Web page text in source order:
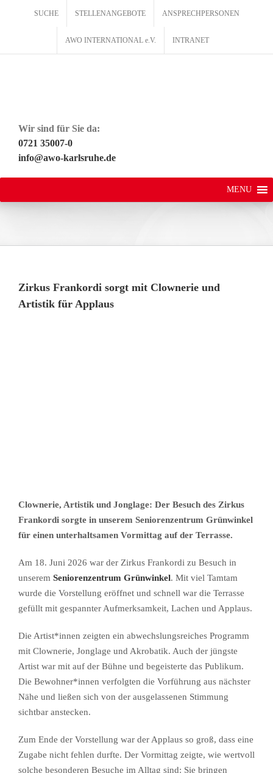
SUCHE STELLENANGEBOTE ANSPRECHPERSONEN
AWO INTERNATIONAL e.V. INTRANET
Wir sind für Sie da:
0721 35007-0
info@awo-karlsruhe.de
MENU
Zirkus Frankordi sorgt mit Clownerie und
Artistik für Applaus
Clownerie, Artistik und Jonglage: Der Besuch des Zirkus
Frankordi sorgte in unserem Seniorenzentrum Grünwinkel
für einen unterhaltsamen Vormittag auf der Terrasse.
Am 18. Juni 2026 war der Zirkus Frankordi zu Besuch in
unserem Seniorenzentrum Grünwinkel. Mit viel Tamtam
wurde die Vorstellung eröffnet und schnell war die Terrasse
gefüllt mit gespannter Aufmerksamkeit, Lachen und Applaus.
Die Artist*innen zeigten ein abwechslungsreiches Programm
mit Clownerie, Jonglage und Akrobatik. Auch der jüngste
Artist war mit auf der Bühne und begeisterte das Publikum.
Die Bewohner*innen verfolgten die Vorführung aus nächster
Nähe und ließen sich von der ausgelassenen Stimmung
sichtbar anstecken.
Zum Ende der Vorstellung war der Applaus so groß, dass eine
Zugabe nicht fehlen durfte. Der Vormittag zeigte, wie wertvoll
solche besonderen Besuche im Alltag sind: Sie bringen